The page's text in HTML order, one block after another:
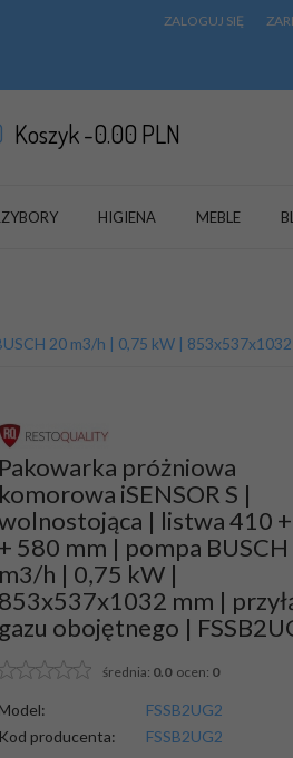
ZALOGUJ SIĘ
Koszyk -0.00 PLN
HIGIENA MEBLE
20 m3/h | 0,75 kW |
Pakowarka próżniowa
komorowa iSENSOR S |
| listwa 410
+ 580 mm | pompa
m3/h | 0,75 kW |
853x537x1032 mm |
gazu obojętnego |
średnia: 0.0ocen: 0
Model:
FSSB2UG2
Kod producenta:
FSSB2UG2